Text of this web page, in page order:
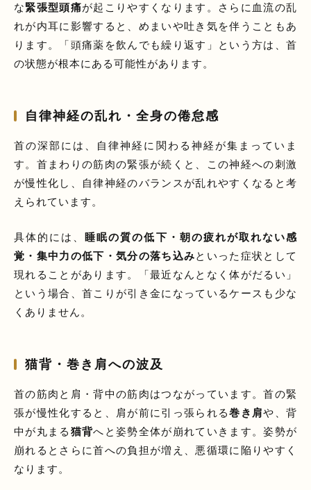
な緊張型頭痛が起こりやすくなります。さらに血流の乱
れが内耳に影響すると、めまいや吐き気を伴うこともあ
ります。「頭痛薬を飲んでも繰り返す」という方は、首
の状態が根本にある可能性があります。
自律神経の乱れ・全身の倦怠感
首の深部には、自律神経に関わる神経が集まっていま
す。首まわりの筋肉の緊張が続くと、この神経への刺激
が慢性化し、自律神経のバランスが乱れやすくなると考
えられています。
具体的には、睡眠の質の低下・朝の疲れが取れない感
覚・集中力の低下・気分の落ち込みといった症状として
現れることがあります。「最近なんとなく体がだるい」
という場合、首こりが引き金になっているケースも少な
くありません。
猫背・巻き肩への波及
首の筋肉と肩・背中の筋肉はつながっています。首の緊
張が慢性化すると、肩が前に引っ張られる巻き肩や、背
中が丸まる 猫背へと姿勢全体が崩れていきます。姿勢が
崩れるとさらに首への負担が増え、悪循環に陥りやすく
なります。